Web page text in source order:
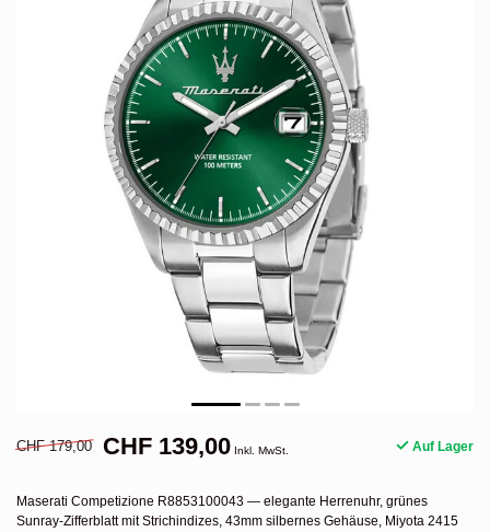
CHF 179,00 CHF 139,00 Inkl. MwSt. Auf Lager
Maserati Competizione R8853100043 — elegante Herrenuhr, grünes
Sunray-Zifferblatt mit Strichindizes, 43mm silbernes Gehäuse, Miyota 2415